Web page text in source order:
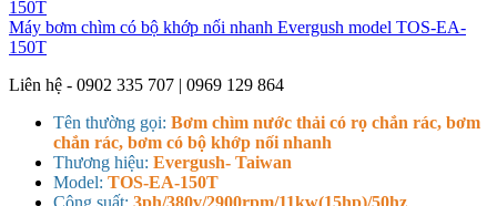
Máy bơm chìm có bộ khớp nối nhanh Evergush model TOS-EA-
150T
Liên hệ - 0902 335 707 | 0969 129 864
Tên thường gọi: Bơm chìm nước thải có rọ chắn rác, bơm
chắn rác, bơm có bộ khớp nối nhanh
Thương hiệu: Evergush- Taiwan
Model: TOS-EA-150T
Công suất: 3ph/380v/2900rpm/11kw(15hp)/50hz